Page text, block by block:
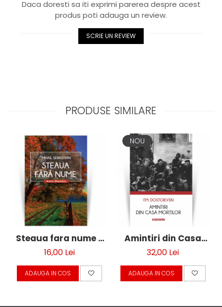
Daca doresti sa iti exprimi parerea despre acest
produs poti adauga un review.
SCRIE UN REVIEW
PRODUSE SIMILARE
Steaua fara nume -
Mihail Sebastian
16,00 Lei
ADAUGA IN COS
NOU
Amintiri din Casa
mortilor - F. M.
Dostoievski
32,00 Lei
ADAUGA IN COS